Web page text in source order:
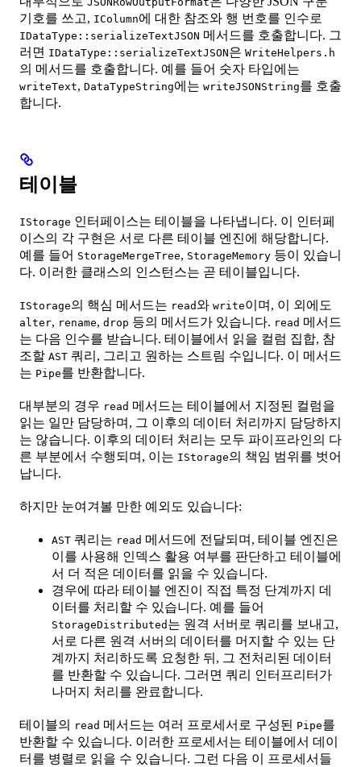
기호를 쓰고, IColumn에 대한 참조와 행 번호를 인수로
IDataType::serializeTextJSON 메서드를 호출합니다. 그
러면 IDataType::serializeTextJSON은 WriteHelpers.h
의 메서드를 호출합니다. 예를 들어 숫자 타입에는
writeText, DataTypeString에는 writeJSONString를 호출
합니다.
테이블
IStorage 인터페이스는 테이블을 나타냅니다. 이 인터페
이스의 각 구현은 서로 다른 테이블 엔진에 해당합니다.
예를 들어 StorageMergeTree, StorageMemory 등이 있습니
다. 이러한 클래스의 인스턴스는 곧 테이블입니다.
IStorage의 핵심 메서드는 read와 write이며, 이 외에도
alter, rename, drop 등의 메서드가 있습니다. read 메서드
는 다음 인수를 받습니다. 테이블에서 읽을 컬럼 집합, 참
조할 AST 쿼리, 그리고 원하는 스트림 수입니다. 이 메서드
는 Pipe를 반환합니다.
대부분의 경우 read 메서드는 테이블에서 지정된 컬럼을
읽는 일만 담당하며, 그 이후의 데이터 처리까지 담당하지
는 않습니다. 이후의 데이터 처리는 모두 파이프라인의 다
른 부분에서 수행되며, 이는 IStorage의 책임 범위를 벗어
납니다.
하지만 눈여겨볼 만한 예외도 있습니다:
AST 쿼리는 read 메서드에 전달되며, 테이블 엔진은
이를 사용해 인덱스 활용 여부를 판단하고 테이블에
서 더 적은 데이터를 읽을 수 있습니다.
경우에 따라 테이블 엔진이 직접 특정 단계까지 데
이터를 처리할 수 있습니다. 예를 들어
StorageDistributed 는 원격 서버로 쿼리를 보내고,
서로 다른 원격 서버의 데이터를 머지할 수 있는 단
계까지 처리하도록 요청한 뒤, 그 전처리된 데이터
를 반환할 수 있습니다. 그러면 쿼리 인터프리터가
나머지 처리를 완료합니다.
테이블의 read 메서드는 여러 프로세서로 구성된 Pipe를
반환할 수 있습니다. 이러한 프로세서는 테이블에서 데이
터를 병렬로 읽을 수 있습니다. 그런 다음 이 프로세서들